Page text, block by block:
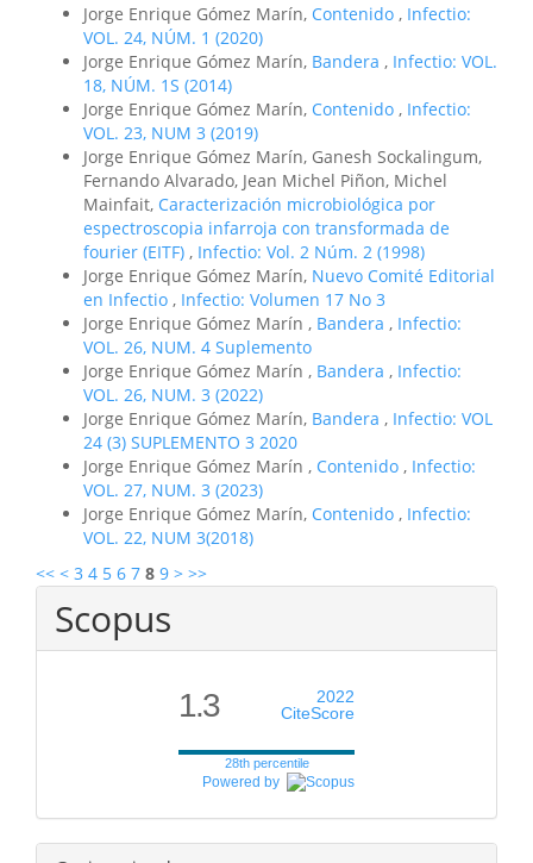
Jorge Enrique Gómez Marín, Contenido , Infectio:
VOL. 24, NÚM. 1 (2020)
Jorge Enrique Gómez Marín, Bandera , Infectio: VOL.
18, NÚM. 1S (2014)
Jorge Enrique Gómez Marín, Contenido , Infectio:
VOL. 23, NUM 3 (2019)
Jorge Enrique Gómez Marín, Ganesh Sockalingum,
Fernando Alvarado, Jean Michel Piñon, Michel
Mainfait, Caracterización microbiológica por
espectroscopia infarroja con transformada de
fourier (EITF) , Infectio: Vol. 2 Núm. 2 (1998)
Jorge Enrique Gómez Marín, Nuevo Comité Editorial
en Infectio , Infectio: Volumen 17 No 3
Jorge Enrique Gómez Marín , Bandera , Infectio:
VOL. 26, NUM. 4 Suplemento
Jorge Enrique Gómez Marín , Bandera , Infectio:
VOL. 26, NUM. 3 (2022)
Jorge Enrique Gómez Marín, Bandera , Infectio: VOL
24 (3) SUPLEMENTO 3 2020
Jorge Enrique Gómez Marín , Contenido , Infectio:
VOL. 27, NUM. 3 (2023)
Jorge Enrique Gómez Marín, Contenido , Infectio:
VOL. 22, NUM 3(2018)
<< < 3 4 5 6 7 8 9 > >>
Scopus
1.3
2022
CiteScore
28th percentile
Powered by